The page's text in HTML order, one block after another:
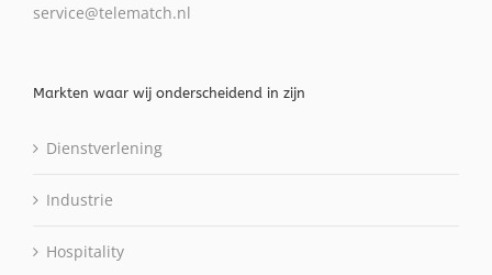
service@telematch.nl
Markten waar wij onderscheidend in zijn
Dienstverlening
Industrie
Hospitality